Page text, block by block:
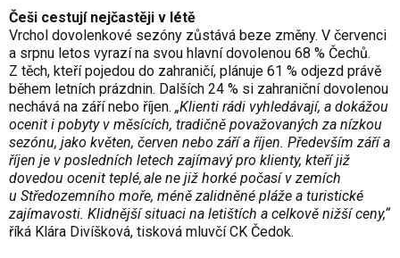
Češi cestují nejčastěji v létě
Vrchol dovolenkové sezóny zůstává beze změny. V červenci
a srpnu letos vyrazí na svou hlavní dovolenou 68 % Čechů.
Z těch, kteří pojedou do zahraničí, plánuje 61 % odjezd právě
během letních prázdnin. Dalších 24 % si zahraniční dovolenou
nechává na září nebo říjen. „Klienti rádi vyhledávají, a dokážou
ocenit i pobyty v měsících, tradičně považovaných za nízkou
sezónu, jako květen, červen nebo září a říjen. Především září a
říjen je v posledních letech zajímavý pro klienty, kteří již
dovedou ocenit teplé, ale ne již horké počasí v zemích
u Středozemního moře, méně zalidněné pláže a turistické
zajímavosti. Klidnější situaci na letištích a celkově nižší ceny,“
říká Klára Divíšková, tisková mluvčí CK Čedok.